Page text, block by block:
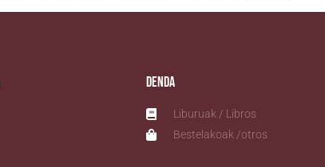
Denda
Liburuak / Libros
Bestelakoak /otros